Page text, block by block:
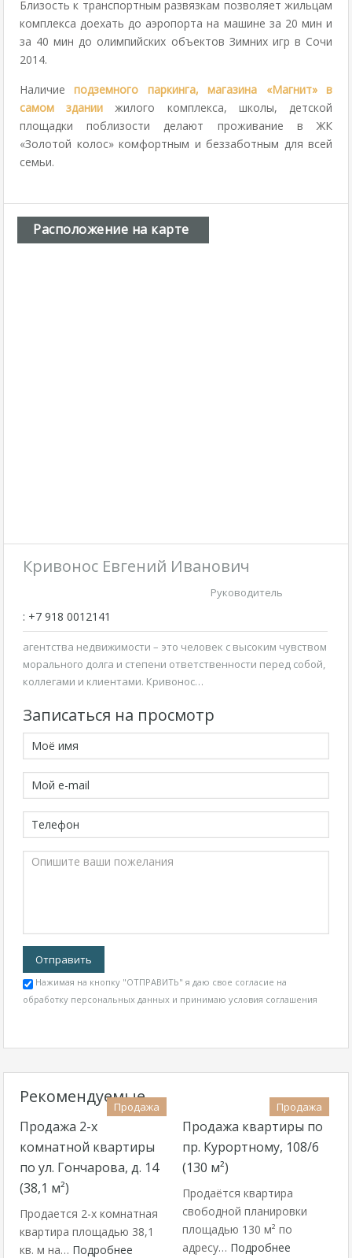
Близость к транспортным развязкам позволяет жильцам
комплекса доехать до аэропорта на машине за 20 мин и
за 40 мин до олимпийских объектов Зимних игр в Сочи
2014.
Наличиеподземного паркинга, магазина «Магнит» в
самом здании жилого комплекса, школы, детской
площадки поблизости делают проживание в ЖК
«Золотой колос» комфортным и беззаботным для всей
семьи.
Расположение на карте
Кривонос Евгений Иванович
: +7 918 0012141
Руководитель
агентства недвижимости – это человек с высоким чувством
морального долга и степени ответственности перед собой,
коллегами и клиентами. Кривонос…
Записаться на просмотр
Нажимая на кнопку "ОТПРАВИТЬ" я даю свое согласие на
обработку персональных данных и принимаю условия соглашения
Рекомендуемые
Продажа
Продажа 2-х
комнатной квартиры
по ул. Гончарова, д. 14
(38,1 м²)
Продается 2-х комнатная
квартира площадью 38,1
кв. м на… Подробнее
Продажа
Продажа квартиры по
пр. Курортному, 108/6
(130 м²)
Продаётся квартира
свободной планировки
площадью 130 м² по
адресу… Подробнее